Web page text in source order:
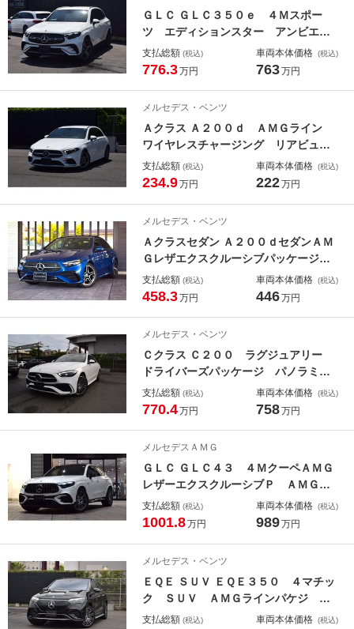
ＧＬＣ ＧＬＣ３５０ｅ ４Ｍスポー
ツ エディションスター アンビエン
トライトプレミアム ワイヤレスチャ
ージング リアアスクルステアリン
ル 全周囲カメラ スマートフォン連
携機能 シートヒーター
支払総額 (税込)
776.3万円
車両本体価格 (税込)
763万円
メルセデス・ベンツ
Ａクラス Ａ２００ｄ ＡＭＧライン
ワイヤレスチャージング リアビュー
カメラ シートヒーター ＤＹＮＡＭ
ＩＣ ＳＥＬＥＣＴ サングラスケー
レーダーセーフティーパッケージ
支払総額 (税込)
234.9万円
車両本体価格 (税込)
222万円
メルセデス・ベンツ
Ａクラスセダン Ａ２００ｄセダンＡＭ
Ｇレザエクスクルーシブパッケージ
ＡＭＧラインパッケージ ＡＭＧレザ
ーエクスクルーシブパッケージ アド
フォートサスペンション メモリー付
きパワーシートシートヒーター
支払総額 (税込)
458.3万円
車両本体価格 (税込)
446万円
メルセデス・ベンツ
Ｃクラス Ｃ２００ ラグジュアリー
ドライバーズパッケージ パノラミッ
クスライディングルーフ Ｂｕｒｍｅ
ｓｔｅｒ３Ｄサラウンドサウンドシス
付パワーシート シートヒーター
支払総額 (税込)
770.4万円
車両本体価格 (税込)
758万円
メルセデスＡＭＧ
ＧＬＣ ＧＬＣ４３ ４ＭクーペＡＭＧ
レザーエクスクルーシブＰ ＡＭＧレ
ザーエクスクルーシブパッケージ パ
ノラミックスライディングルーフ Ｂ
ー メモリー付きパワーシート アン
ビエントライトプレミアム
支払総額 (税込)
1001.8万円
車両本体価格 (税込)
989万円
メルセデス・ベンツ
ＥＱＥ ＳＵＶ ＥＱＥ３５０ ４マチッ
ク ＳＵＶ ＡＭＧラインパケジ デ
ジタルインテリアパッケージ エクス
支払総額 (税込) 車両本体価格 (税込)